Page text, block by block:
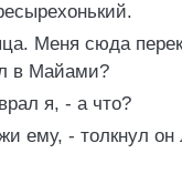
Меня сюда
в Майами?
я, - а что?
ему, - толкнул он